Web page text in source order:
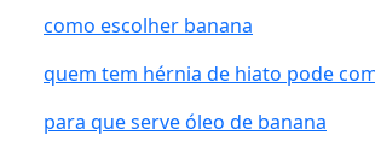
como escolher banana
quem tem hérnia de hiato pode
para que serve óleo de banana